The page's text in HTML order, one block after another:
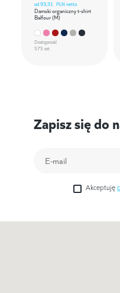
od93,31 PLN netto
Damski organiczny t-shirt
Balfour (M)
Dostępność
575 szt.
Zapisz się do
Akceptuję